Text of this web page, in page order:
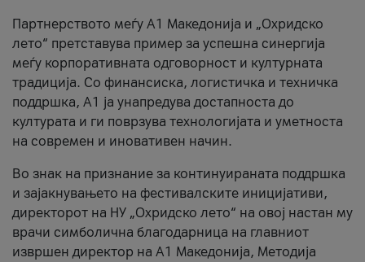
Партнерството меѓу A1 Македонија и „Охридско
лето“ претставува пример за успешна синергија
меѓу корпоративната одговорност и културната
традиција. Со финансиска, логистичка и техничка
поддршка, A1 ја унапредува достапноста до
културата и ги поврзува технологијата и уметноста
на современ и иновативен начин.
Во знак на признание за континуираната поддршка
и зајакнувањето на фестивалските иницијативи,
директорот на НУ „Охридско лето“ на овој настан му
врачи симболична благодарница на главниот
извршен директор на A1 Македонија, Методија